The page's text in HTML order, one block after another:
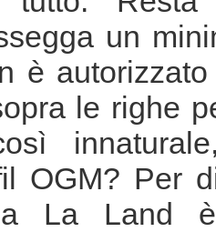
un
è
le righe
OGM? Per
La Land